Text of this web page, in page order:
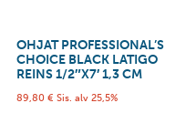
OHJAT PROFESSIONAL’S
CHOICE BLACK LATIGO
REINS 1/2″X7′ 1,3 CM
89,80 € Sis. alv 25,5%